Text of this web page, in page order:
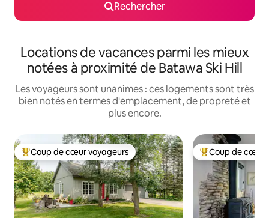
Rechercher
Locations de vacances parmi les mieux
notées à proximité de Batawa Ski Hill
Les voyageurs sont unanimes : ces logements sont très
bien notés en termes d'emplacement, de propreté et
plus encore.
Coups de cœur voyageurs les plus appréciés
Coup de cœur voyageurs Coups de cœur
Coup de cœur